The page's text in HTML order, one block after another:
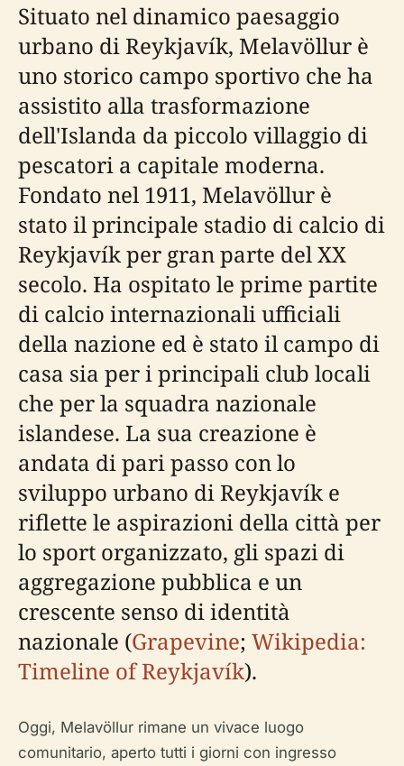
Situato nel dinamico paesaggio
urbano di Reykjavík, Melavöllur è
uno storico campo sportivo che ha
assistito alla trasformazione
dell'Islanda da piccolo villaggio di
pescatori a capitale moderna.
Fondato nel 1911, Melavöllur è
stato il principale stadio di calcio di
Reykjavík per gran parte del XX
secolo. Ha ospitato le prime partite
di calcio internazionali ufficiali
della nazione ed è stato il campo di
casa sia per i principali club locali
che per la squadra nazionale
islandese. La sua creazione è
andata di pari passo con lo
sviluppo urbano di Reykjavík e
riflette le aspirazioni della città per
lo sport organizzato, gli spazi di
aggregazione pubblica e un
crescente senso di identità
nazionale (Grapevine; Wikipedia:
Timeline of Reykjavík).
Oggi, Melavöllur rimane un vivace luogo
comunitario, aperto tutti i giorni con ingresso